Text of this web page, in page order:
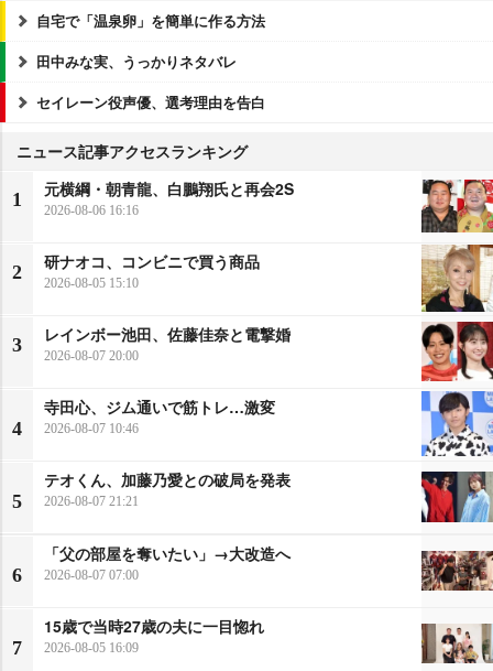
自宅で「温泉卵」を簡単に作る方法
田中みな実、うっかりネタバレ
セイレーン役声優、選考理由を告白
ニュース記事アクセスランキング
1
元横綱・朝青龍、白鵬翔氏と再会2S
2026-08-06 16:16
2
研ナオコ、コンビニで買う商品
2026-08-05 15:10
3
レインボー池田、佐藤佳奈と電撃婚
2026-08-07 20:00
4
寺田心、ジム通いで筋トレ…激変
2026-08-07 10:46
5
テオくん、加藤乃愛との破局を発表
2026-08-07 21:21
6
「父の部屋を奪いたい」→大改造へ
2026-08-07 07:00
7
15歳で当時27歳の夫に一目惚れ
2026-08-05 16:09